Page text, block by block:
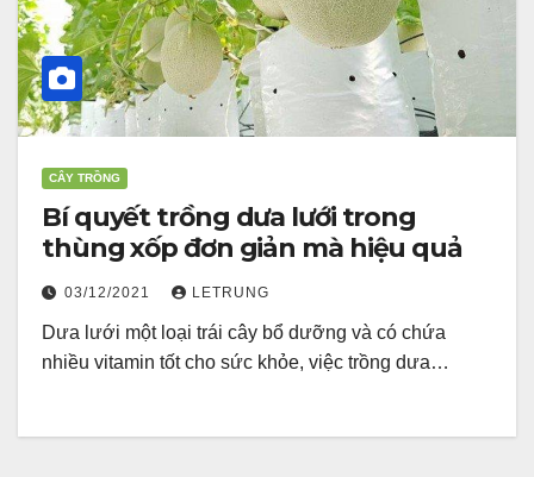
CÂY TRỒNG
Bí quyết trồng dưa lưới trong
thùng xốp đơn giản mà hiệu quả
03/12/2021 LETRUNG
Dưa lưới một loại trái cây bổ dưỡng và có chứa
nhiều vitamin tốt cho sức khỏe, việc trồng dưa…